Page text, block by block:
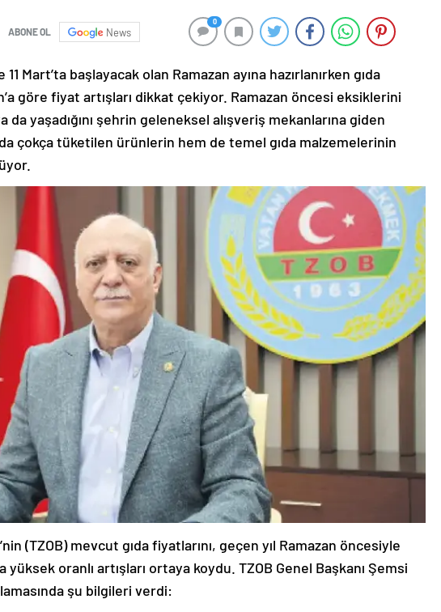
ABONE OL News
0
11 Mart’ta başlayacak olan Ramazan ayına hazırlanırken gıda
göre fiyat artışları dikkat çekiyor. Ramazan öncesi eksiklerini
yaşadığını şehrin geleneksel alışveriş mekanlarına giden
çokça tüketilen ürünlerin hem de temel gıda malzemelerinin
(TZOB) mevcut gıda fiyatlarını, geçen yıl Ramazan öncesiyle
yüksek oranlı artışları ortaya koydu. TZOB Genel Başkanı Şemsi
şu bilgileri verdi: